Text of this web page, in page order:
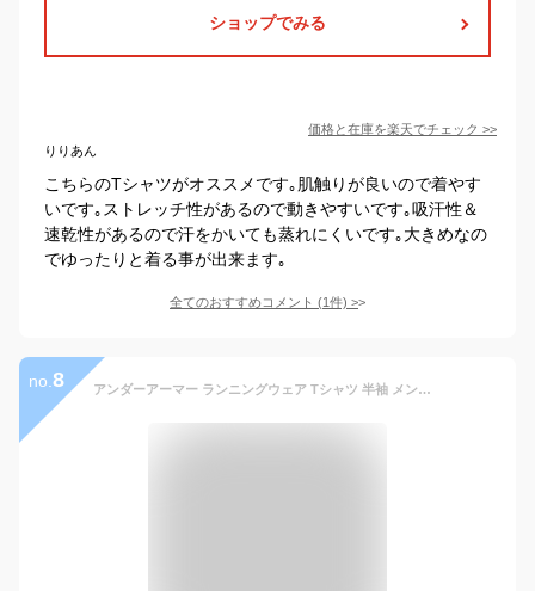
ショップでみる
価格と在庫を楽天でチェック >>
りりあん
こちらのTシャツがオススメです｡肌触りが良いので着やす
いです｡ストレッチ性があるので動きやすいです｡吸汗性＆
速乾性があるので汗をかいても蒸れにくいです｡大きめなの
でゆったりと着る事が出来ます｡
全てのおすすめコメント (1件) >
no. 8 アンダーアーマー ランニングウェア Tシャツ 半袖 メンズ UA SPEED STRIDE PRINTED SHORT SLEEVE 1364932-010 UNDER ARMOUR